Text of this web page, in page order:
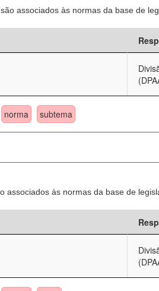
associados às normas da base de
norma subtema
associados às normas da base de